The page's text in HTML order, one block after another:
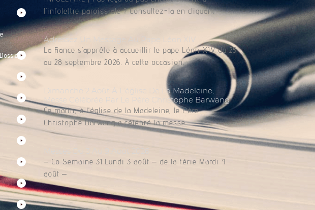
l’infolettre paroissiale ? Consultez-la en cliquant
Adressez Un Message Au Pape Léon XIV
La France s’apprête à accueillir le pape Léon XIV du 25
au 28 septembre 2026. À cette occasion,
Dimanche 2 Août À L’église De La Madeleine,
Messe Célébrée Par Le Père Christophe Barwang
Ce matin, à l’église de la Madeleine, le Père
Christophe Barwang a célébré la messe.
Messes Du 3 Au 9 Août 2026
– Co Semaine 31 Lundi 3 août – de la férie Mardi 4
août –